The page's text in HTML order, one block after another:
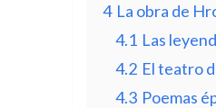
4 La obra de
4.1 Las
4.2 El teatro
4.3 Poemas